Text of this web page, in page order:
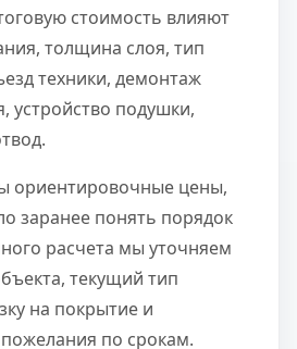
стоимость влияют
толщина слоя, тип
техники, демонтаж
устройство подушки,
ориентировочные цены,
заранее понять порядок
расчета мы уточняем
текущий тип
на покрытие и
по срокам.